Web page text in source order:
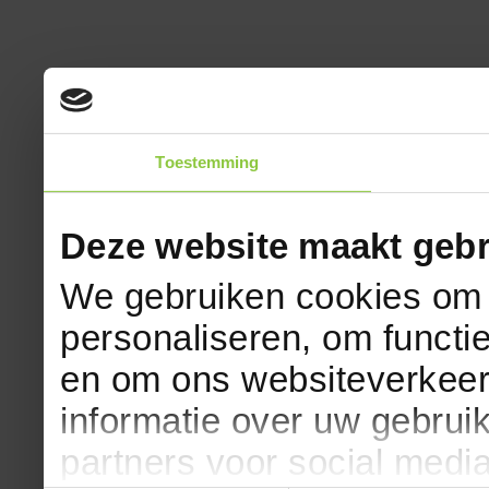
Toestemming
Deze website maakt
We gebruiken cookies
personaliseren, om
en om ons
informatie over uw
partners voor social